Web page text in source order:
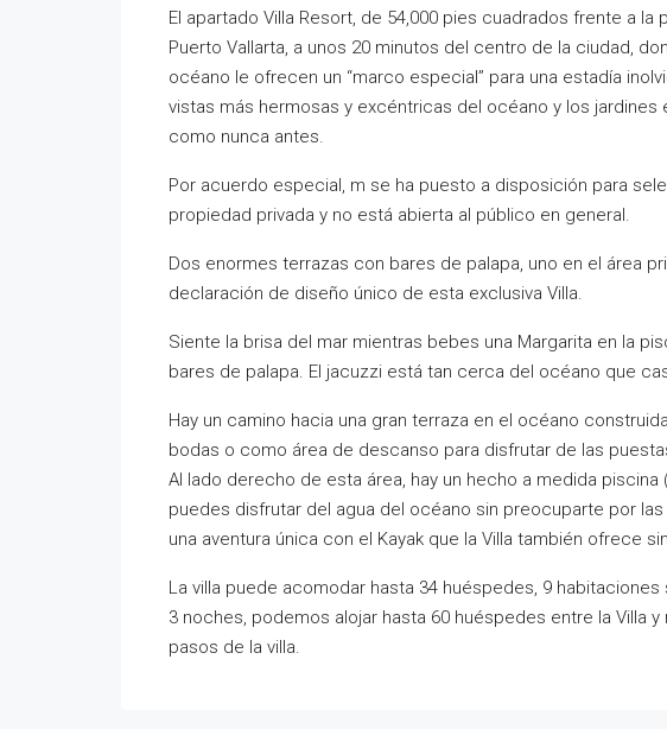
El apartado Villa Resort, de 54,000 pies cuadrados frente a la
Puerto Vallarta, a unos 20 minutos del centro de la ciudad,
océano le ofrecen un “marco especial” para una estadía
vistas más hermosas y excéntricas del océano y los jardines
como nunca antes.
Por acuerdo especial, m se ha puesto a disposición para
propiedad privada y no está abierta al público en general.
Dos enormes terrazas con bares de palapa, uno en el área
declaración de diseño único de esta exclusiva Villa.
Siente la brisa del mar mientras bebes una Margarita en la
bares de palapa. El jacuzzi está tan cerca del océano que
Hay un camino hacia una gran terraza en el océano
bodas o como área de descanso para disfrutar de las
Al lado derecho de esta área, hay un hecho a medida
puedes disfrutar del agua del océano sin preocuparte por
una aventura única con el Kayak que la Villa también ofrece
La villa puede acomodar hasta 34 huéspedes, 9
3 noches, podemos alojar hasta 60 huéspedes entre la Villa
pasos de la villa.